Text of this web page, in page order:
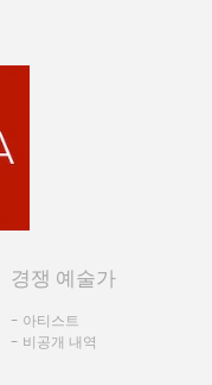
경쟁 예술가
- 아티스트
- 비공개 내역